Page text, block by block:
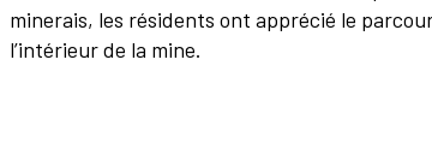
minerais, les résidents ont apprécié le
l’intérieur de la mine.